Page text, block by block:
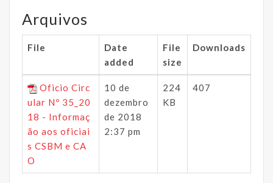
Arquivos
File
Date
added
File
size
Downloads
Oficio Circ
ular Nº 35_20
18 - Informaç
ão aos oficiai
s CSBM e CA
O
10 de
dezembro
de 2018
2:37 pm
224
KB
407